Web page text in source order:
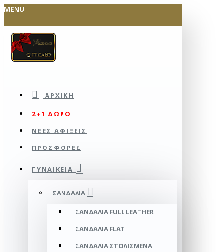
MENU
ΑΡΧΙΚΉ
2+1 ΔΩΡΟ
ΝΕΕΣ ΑΦΙΞΕΙΣ
ΠΡΟΣΦΟΡΕΣ
ΓΥΝΑΙΚΕΊΑ
ΣΑΝΔΆΛΙΑ
ΣΑΝΔΆΛΙΑ FULL LEATHER
ΣΑΝΔΆΛΙΑ FLAT
ΣΑΝΔΆΛΙΑ ΣΤΟΛΙΣΜΈΝΑ